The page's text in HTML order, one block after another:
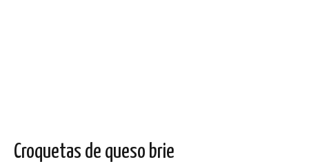
Croquetas de queso brie